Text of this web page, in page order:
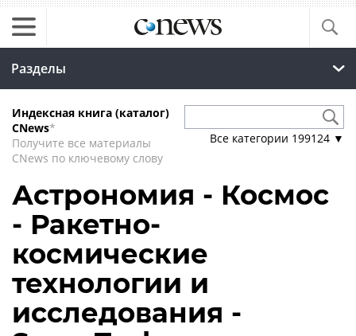
Разделы
Индексная книга (каталог)
CNews*
Получите все материалы
CNews по ключевому слову
Все категории 199124 ▼
Астрономия - Космос
- Ракетно-
космические
технологии и
исследования -